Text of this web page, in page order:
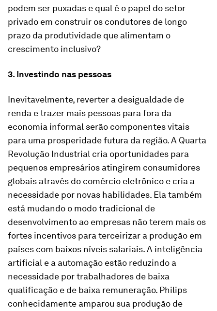
podem ser puxadas e qual é o papel do setor
privado em construir os condutores de longo
prazo da produtividade que alimentam o
crescimento inclusivo?
3. Investindo nas pessoas
Inevitavelmente, reverter a desigualdade de
renda e trazer mais pessoas para fora da
economia informal serão componentes vitais
para uma prosperidade futura da região. A Quarta
Revolução Industrial cria oportunidades para
pequenos empresários atingirem consumidores
globais através do comércio eletrônico e cria a
necessidade por novas habilidades. Ela também
está mudando o modo tradicional de
desenvolvimento ao empresas não terem mais os
fortes incentivos para terceirizar a produção em
países com baixos níveis salariais. A inteligência
artificial e a automação estão reduzindo a
necessidade por trabalhadores de baixa
qualificação e de baixa remuneração. Philips
conhecidamente amparou sua produção de